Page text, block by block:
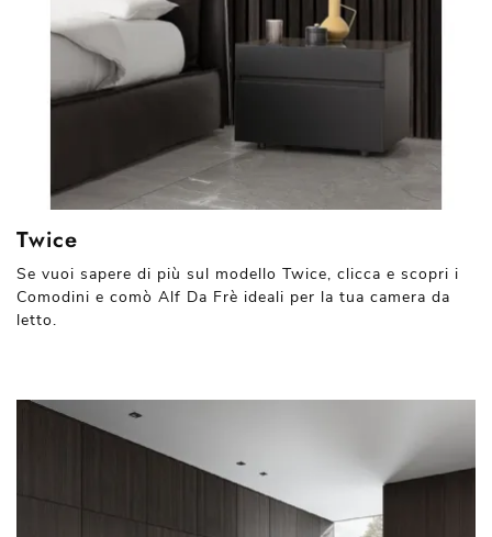
Twice
Se vuoi sapere di più sul modello Twice, clicca e scopri i
Comodini e comò Alf Da Frè ideali per la tua camera da
letto.